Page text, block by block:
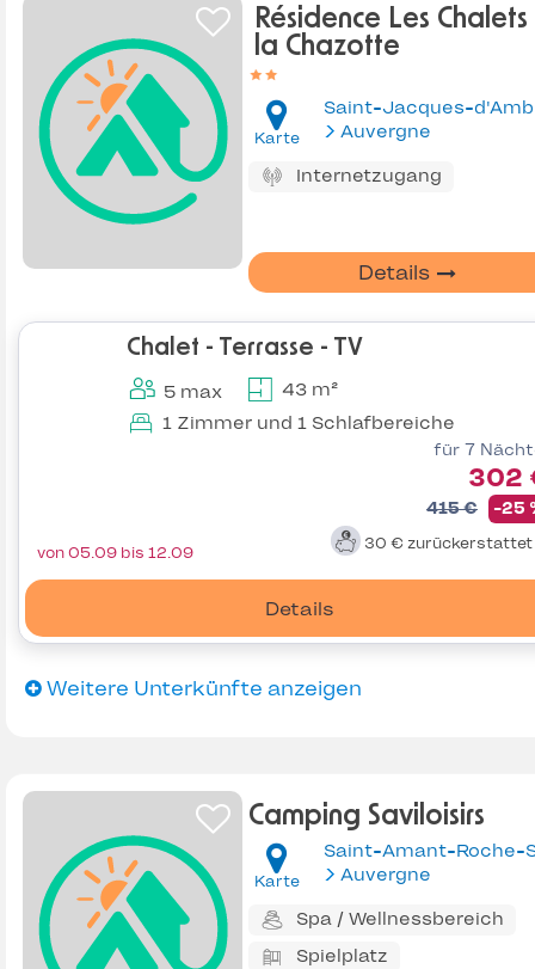
Résidence Les
la Chazotte
Karte
Saint-Jacques-
Auvergne
Internetzugang
Details
Chalet - Terrasse - TV
5 max
43 m²
1 Zimmer und 1 Schlafbereiche
für 7
302
415 € -25
30 € zurückerstattet
Details
von 05.09 bis 12.09
Weitere Unterkünfte anzeigen
Camping Saviloisirs
Karte Auvergne
Spa / Wellnessbereich
Spielplatz